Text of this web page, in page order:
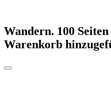
Wandern. 100 Seiten
Warenkorb